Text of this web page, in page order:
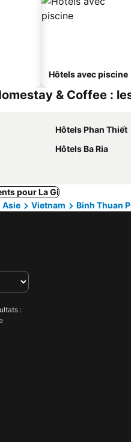
Hôtels avec piscine
& Coffee :
Hôtels Phan Thiết
Hôtels Ba Ria
pour La Gi
Asie Vietnam Binh Thuan
: